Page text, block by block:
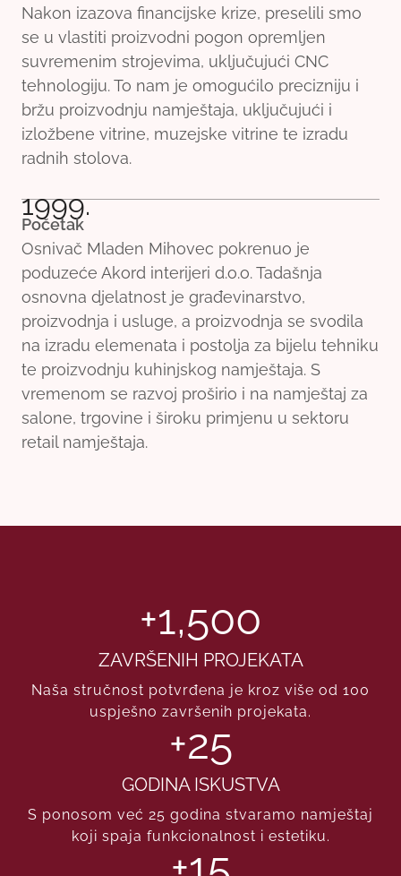
Nakon izazova financijske krize, preselili smo
se u vlastiti proizvodni pogon opremljen
suvremenim strojevima, uključujući CNC
tehnologiju. To nam je omogućilo precizniju i
bržu proizvodnju namještaja, uključujući i
izložbene vitrine, muzejske vitrine te izradu
radnih stolova.
1999.
Početak
Osnivač Mladen Mihovec pokrenuo je
poduzeće Akord interijeri d.o.o. Tadašnja
osnovna djelatnost je građevinarstvo,
proizvodnja i usluge, a proizvodnja se svodila
na izradu elemenata i postolja za bijelu tehniku
te proizvodnju kuhinjskog namještaja. S
vremenom se razvoj proširio i na namještaj za
salone, trgovine i široku primjenu u sektoru
retail namještaja.
+1,500
ZAVRŠENIH PROJEKATA
Naša stručnost potvrđena je kroz više od 100
uspješno završenih projekata.
+25
GODINA ISKUSTVA
S ponosom već 25 godina stvaramo namještaj
koji spaja funkcionalnost i estetiku.